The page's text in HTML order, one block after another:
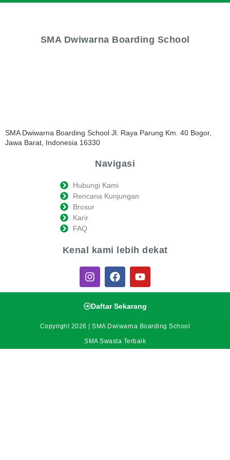
SMA Dwiwarna Boarding School
SMA Dwiwarna Boarding School Jl. Raya Parung Km. 40 Bogor,
Jawa Barat, Indonesia 16330
Navigasi
Hubungi Kami
Rencana Kunjungan
Brosur
Karir
FAQ
Kenal kami lebih dekat
Daftar Sekarang
Copyright 2026 | SMA Dwiwarna Boarding School
SMA Swasta Terbaik